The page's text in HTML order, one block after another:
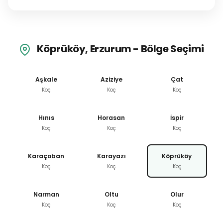
Köprüköy, Erzurum - Bölge Seçimi
Aşkale
Koç
Aziziye
Koç
Çat
Koç
Hınıs
Koç
Horasan
Koç
İspir
Koç
Karaçoban
Koç
Karayazı
Koç
Köprüköy
Koç
Narman
Koç
Oltu
Koç
Olur
Koç